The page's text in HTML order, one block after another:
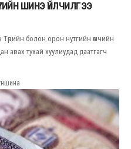
ШИНЭ ҮЙЛЧИЛГЭЭ
болон орон нутгийн өмчийн
авах тухай хуулиудад даатгагч